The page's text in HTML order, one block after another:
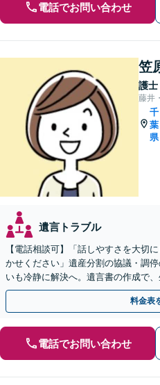
電話でお問い合わせ
笠
護士
藤井
千
葉
県
遺言トラブル
【電話相談可】「話しやすさを大切
かせください」遺産分割の協議・調
いも冷静に解決へ。遺言書の作成で
間・休日面談可】【葭川公園駅5分】
料金表
電話でお問い合わせ